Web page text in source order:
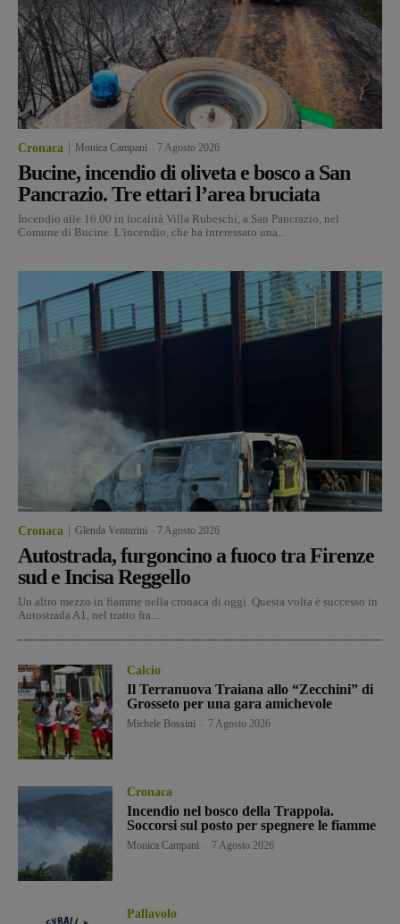
Cronaca Monica Campani 7 Agosto 2026
Bucine, incendio di oliveta e bosco a San
Pancrazio. Tre ettari l’area bruciata
Incendio alle 16.00 in località Villa Rubeschi, a San Pancrazio, nel
Comune di Bucine. L'incendio, che ha interessato una...
Cronaca Glenda Venturini 7 Agosto 2026
Autostrada, furgoncino a fuoco tra Firenze
sud e Incisa Reggello
Un altro mezzo in fiamme nella cronaca di oggi. Questa volta è successo in
Autostrada A1, nel tratto fra...
Calcio
Il Terranuova Traiana allo “Zecchini” di
Grosseto per una gara amichevole
Michele Bossini 7 Agosto 2026
Cronaca
Incendio nel bosco della Trappola.
Soccorsi sul posto per spegnere le fiamme
Monica Campani 7 Agosto 2026
Pallavolo